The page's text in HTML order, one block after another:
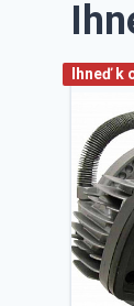
Ihneď k